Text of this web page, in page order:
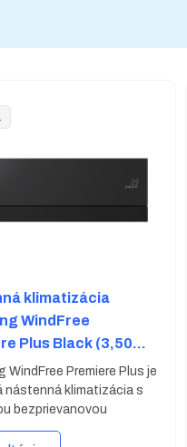
klimatizácia
WindFree
Plus Black (3,50
+
WindFree Premiere Plus je
nástenná klimatizácia s
bezprievanovou
WindFree™,